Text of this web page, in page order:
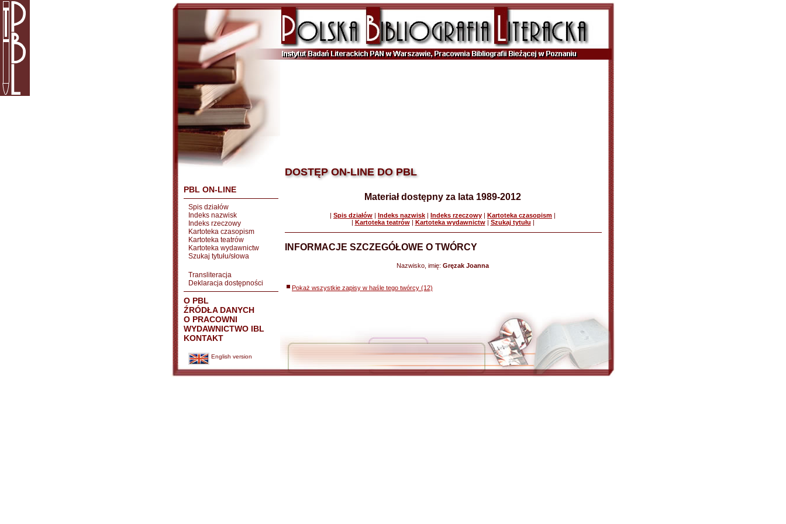
PBL ON-LINE
Spis działów
Indeks nazwisk
Indeks rzeczowy
Kartoteka czasopism
Kartoteka teatrów
Kartoteka wydawnictw
Szukaj tytułu/słowa
Transliteracja
Deklaracja dostępności
O PBL
ŹRÓDŁA DANYCH
O PRACOWNI
WYDAWNICTWO IBL
KONTAKT
English version
DOSTĘP ON-LINE DO PBL
Materiał dostępny za lata 1989-2012
| Spis działów | Indeks nazwisk | Indeks rzeczowy | Kartoteka czasopism |
| Kartoteka teatrów| Kartoteka wydawnictw| Szukaj tytułu |
INFORMACJE SZCZEGÓŁOWE O TWÓRCY
Nazwisko, imię: Gręzak Joanna
Pokaż wszystkie zapisy w haśle tego twórcy (12)